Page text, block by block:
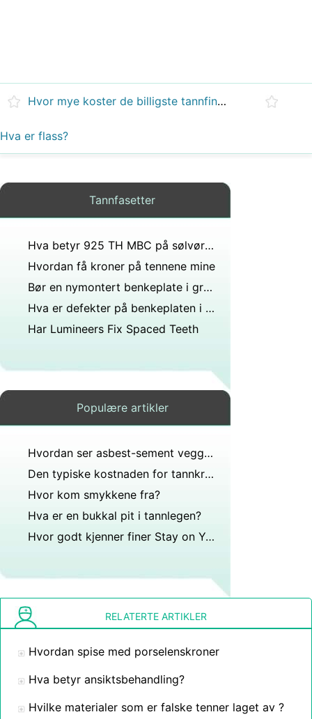
Hvor mye koster de billigste tannfinérene?
Hva er flass?
Tannfasetter
Hva betyr 925 TH MBC på sølvøreringer?
Hvordan få kroner på tennene mine
Bør en nymontert benkeplate i granitt med hårfestesprekke repareres eller må den skiftes?
Hva er defekter på benkeplaten i granitt?
Har Lumineers Fix Spaced Teeth
Populære artikler
Hvordan ser asbest-sement veggplate ut?
Den typiske kostnaden for tannkroner og finer
Hvor kom smykkene fra?
Hva er en bukkal pit i tannlegen?
Hvor godt kjenner finer Stay on Your Teeth
RELATERTE ARTIKLER
Hvordan spise med porselenskroner
Hva betyr ansiktsbehandling?
Hvilke materialer som er falske tenner laget av ?